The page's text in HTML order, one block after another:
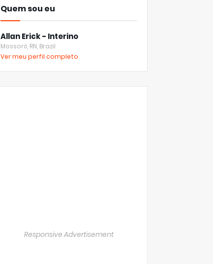
Quem sou eu
Allan Erick - Interino
Mossoró, RN, Brazil
Ver meu perfil completo
Responsive Advertisement